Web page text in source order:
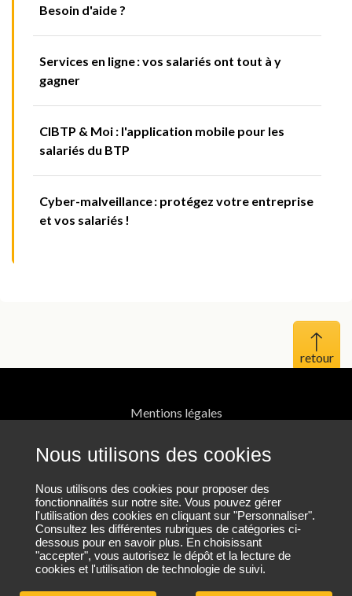
Nous utilisons des cookies
Nous utilisons des cookies pour proposer des
fonctionnalités sur notre site. Vous pouvez gérer
l'utilisation des cookies en cliquant sur "Personnaliser".
Consultez les différentes rubriques de catégories ci-
dessous pour en savoir plus. En choisissant
"accepter", vous autorisez le dépôt et la lecture de
cookies et l'utilisation de technologie de suivi.
Besoin d'aide ?
Services en ligne : vos salariés ont tout à y
gagner
CIBTP & Moi : l'application mobile pour les
salariés du BTP
Cyber-malveillance : protégez votre entreprise
et vos salariés !
Haut
Mentions légales
Plan du site
Nos coordonnées
Nous contacter